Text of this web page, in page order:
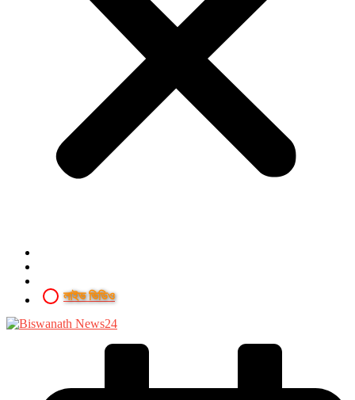
লাইভ ভিডিও